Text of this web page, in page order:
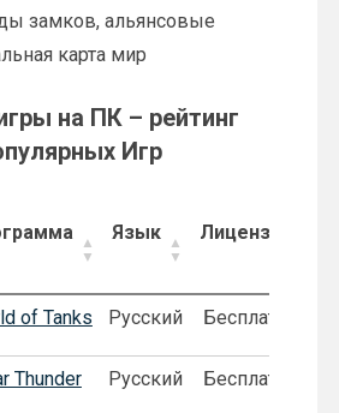
замков, альянсовые
карта мир
на ПК – рейтинг
Игр
Язык Лицензия
of Tanks Русский Бесплатная
Thunder Русский Бесплатная